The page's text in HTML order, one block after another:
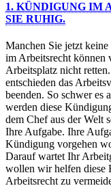
1. KÜNDIGUNG IM
SIE RUHIG.
Manchen Sie jetzt
im Arbeitsrecht können
Arbeitsplatz nicht
entschieden das
beenden. So schwer es
werden diese
dem Chef aus der Welt
Ihre Aufgabe. Ihre
Kündigung vorgehen
Darauf wartet Ihr
wollen wir helfen diese
Arbeitsrecht zu